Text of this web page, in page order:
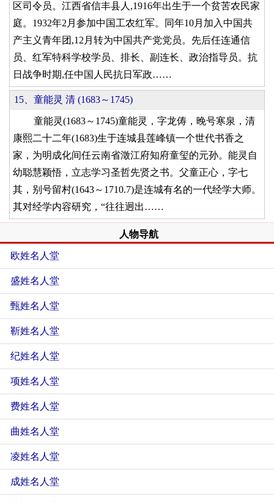
区司令员。江西省信丰县人,1916年出生于一个贫苦农民家
庭。1932年2月参加中国工农红军。同年10月加入中国共
产主义青年团,12月转为中国共产党党员。先后任连通信
员、红军特科学校学员、排长、副连长、政治指导员。抗
日战争时期,任中国人民抗日军政……
15、童能灵 清 (1683～1745)
童能灵(1683～1745)童能灵，字龙俦，晚号寒泉，清
康熙二十二年(1683)生于连城县莲峰镇一个世代书香之
家，为明成化间任云南省澂江府知府童玺的元孙。能灵自
幼聪慧颖悟，立志学习圣哲先贤之书。父童正心，字七
其，别号留村(1643～1710.7)是连城有名的一代经学大师。
其对经学内容研究，“往往迥出……
人物导航
欧姓名人堂
盛姓名人堂
甄姓名人堂
靳姓名人堂
纪姓名人堂
项姓名人堂
费姓名人堂
曲姓名人堂
凌姓名人堂
成姓名人堂